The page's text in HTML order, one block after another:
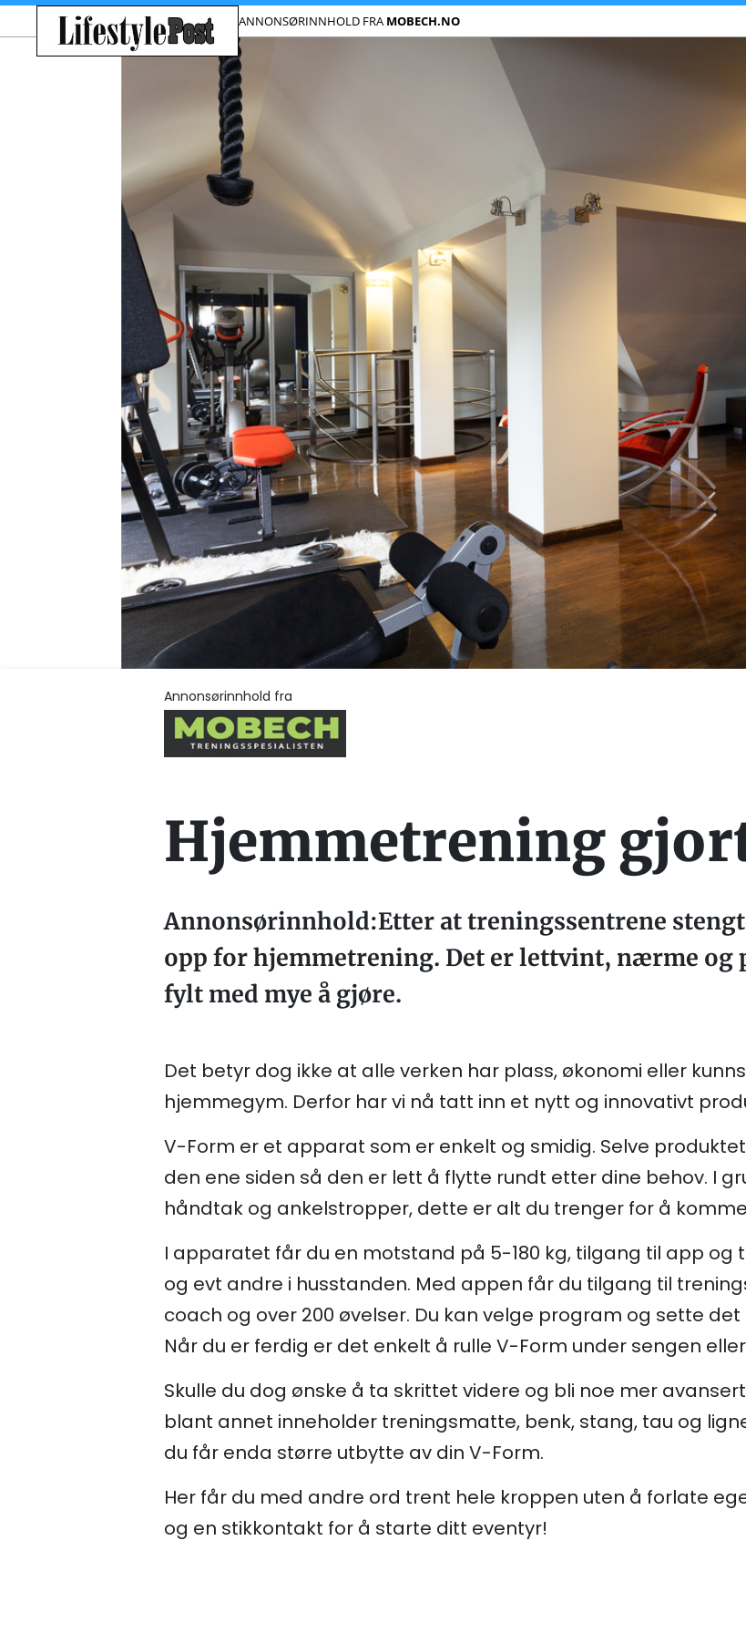
ANNONSØRINNHOLD FRA MOBECH.NO
Annonsørinnhold fra
Hjemmetrening
Annonsørinnhold:Etter at treningssentrene
opp for hjemmetrening. Det er lettvint, nærme og
fylt med mye å gjøre.
Det betyr dog ikke at alle verken har plass, økonomi eller
hjemmegym. Derfor har vi nå tatt inn et nytt og innovativt
V-Form er et apparat som er enkelt og smidig. Selve
den ene siden så den er lett å flytte rundt etter dine behov. I
håndtak og ankelstropper, dette er alt du trenger for å
I apparatet får du en motstand på 5-180 kg, tilgang til app og
og evt andre i husstanden. Med appen får du tilgang til
coach og over 200 øvelser. Du kan velge program og sette
Når du er ferdig er det enkelt å rulle V-Form under sengen
Skulle du dog ønske å ta skrittet videre og bli noe mer
blant annet inneholder treningsmatte, benk, stang, tau og
du får enda større utbytte av din V-Form.
Her får du med andre ord trent hele kroppen uten å forlate
og en stikkontakt for å starte ditt eventyr!